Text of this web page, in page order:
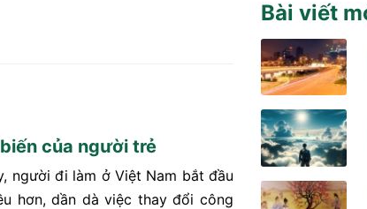
của người trẻ
người đi làm ở Việt Nam bắt đầu
hơn, dần dà việc thay đổi công
Bài viết